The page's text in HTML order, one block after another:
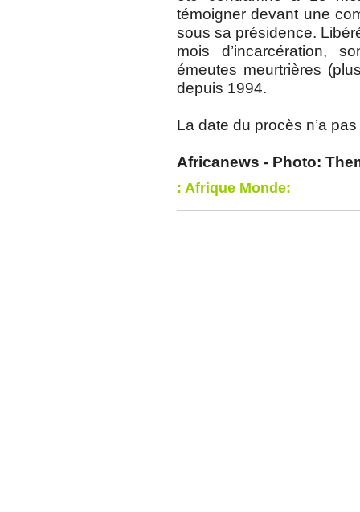
témoigner devant une
sous sa présidence.
mois d’incarcération,
émeutes meurtrières
depuis 1994.
La date du procès n’a
Africanews - Photo:
: Afrique Monde: